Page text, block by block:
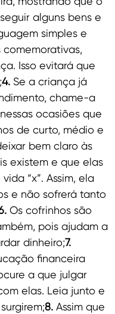
alguns bens e
simples e
comemorativas,
Isso evitará que
4. Se a criança já
chame-a
ocasiões que
de curto, médio e
bem claro às
existem e que elas
“x”. Assim, ela
e não sofrerá tanto
Os cofrinhos são
pois ajudam a
dinheiro;7.
financeira
a que julgar
elas. Leia junto e
8. Assim que